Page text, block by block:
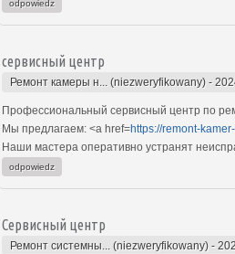
odpowiedz
сервисный центр
Ремонт камеры н... (niezweryfikowany) -
Профессиональный сервисный центр по
Мы предлагаем: <a href=https://remont-
Наши мастера оперативно устранят
odpowiedz
Сервисный центр
Ремонт системны... (niezweryfikowany) -